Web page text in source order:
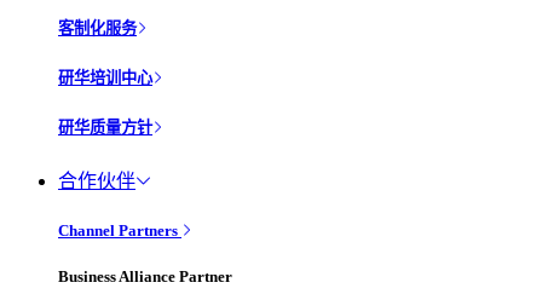
客制化服务
研华培训中心
研华质量方针
合作伙伴
Channel Partners
Business Alliance Partner